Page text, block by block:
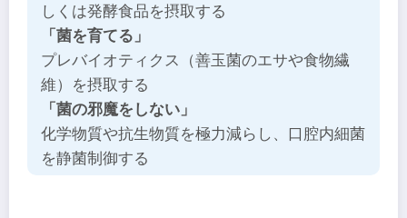
しくは発酵食品を摂取する
「菌を育てる」
プレバイオティクス（善玉菌のエサや食物繊
維）を摂取する
「菌の邪魔をしない」
化学物質や抗生物質を極力減らし、口腔内細菌
を静菌制御する